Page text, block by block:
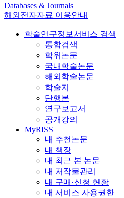
Databases & Journals
해외전자자료 이용안내
학술연구정보서비스 검색
통합검색
학위논문
국내학술논문
해외학술논문
학술지
단행본
연구보고서
공개강의
MyRISS
내 추천논문
내 책장
내 최근 본 논문
내 저작물관리
내 구매·신청 현황
내 서비스 사용권한